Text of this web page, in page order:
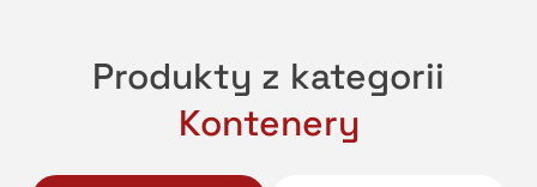
Produkty z kategorii
Kontenery